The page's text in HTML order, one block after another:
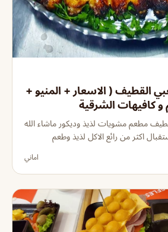
القطيف ( الاسعار + المنيو +
كافيهات الشرقية
مطعم مشويات لذيذ وديكور ماشاء الله
اكثر من رائع الاكل لذيذ وطعم
اماني